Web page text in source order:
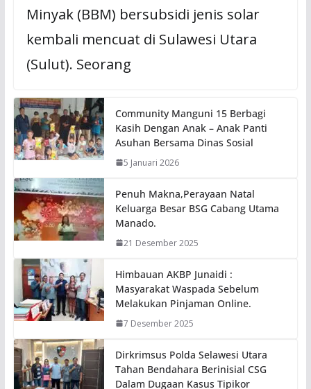
Minyak (BBM) bersubsidi jenis solar
kembali mencuat di Sulawesi Utara
(Sulut). Seorang
Community Manguni 15 Berbagi
Kasih Dengan Anak – Anak Panti
Asuhan Bersama Dinas Sosial
5 Januari 2026
Penuh Makna,Perayaan Natal
Keluarga Besar BSG Cabang Utama
Manado.
21 Desember 2025
Himbauan AKBP Junaidi :
Masyarakat Waspada Sebelum
Melakukan Pinjaman Online.
7 Desember 2025
Dirkrimsus Polda Selawesi Utara
Tahan Bendahara Berinisial CSG
Dalam Dugaan Kasus Tipikor